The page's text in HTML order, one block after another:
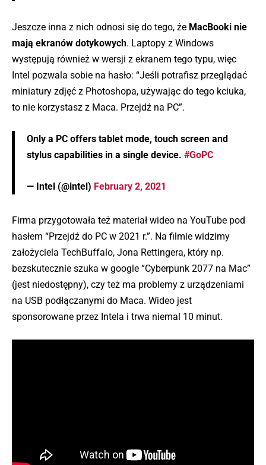
Jeszcze inna z nich odnosi się do tego, że MacBooki nie
mają ekranów dotykowych. Laptopy z Windows
występują również w wersji z ekranem tego typu, więc
Intel pozwala sobie na hasło: “Jeśli potrafisz przeglądać
miniatury zdjęć z Photoshopa, używając do tego kciuka,
to nie korzystasz z Maca. Przejdź na PC”.
Only a PC offers tablet mode, touch screen and
stylus capabilities in a single device. #GoPC
— Intel (@intel) February 2, 2021
Firma przygotowała też materiał wideo na YouTube pod
hasłem “Przejdź do PC w 2021 r.”. Na filmie widzimy
założyciela TechBuffalo, Jona Rettingera, który np.
bezskutecznie szuka w google “Cyberpunk 2077 na Mac”
(jest niedostępny), czy też ma problemy z urządzeniami
na USB podłączanymi do Maca. Wideo jest
sponsorowane przez Intela i trwa niemal 10 minut.